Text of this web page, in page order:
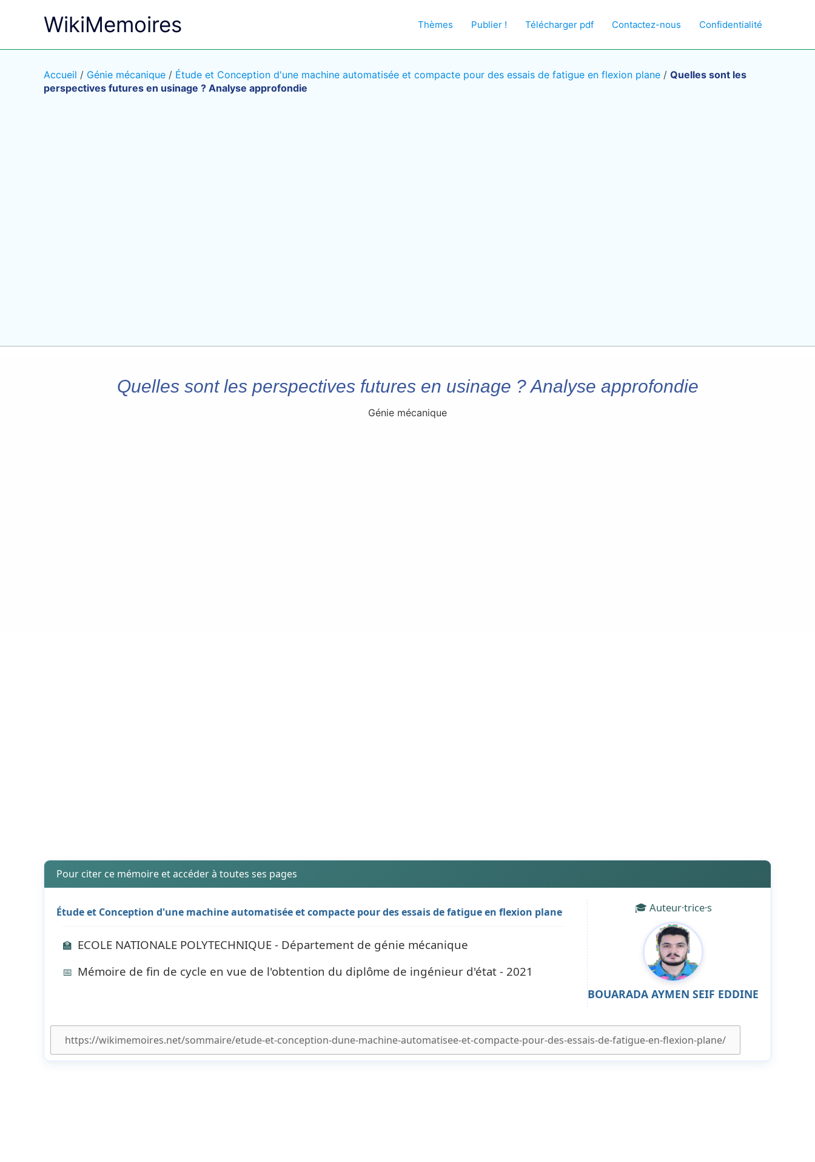
WikiMemoires Thèmes Publier ! Télécharger pdf Contactez-nous Confidentialité
Accueil / Génie mécanique / Étude et Conception d'une machine automatisée et compacte pour des essais de fatigue en flexion plane / Quelles sont les
perspectives futures en usinage ? Analyse approfondie
Quelles sont les perspectives futures en usinage ? Analyse approfondie
Génie mécanique
Pour citer ce mémoire et accéder à toutes ses pages
Étude et Conception d'une machine automatisée et compacte pour des essais de fatigue en flexion plane
🏫 ECOLE NATIONALE POLYTECHNIQUE - Département de génie mécanique
📅 Mémoire de fin de cycle en vue de l'obtention du diplôme de ingénieur d'état - 2021
🎓 Auteur·trice·s
BOUARADA AYMEN SEIF EDDINE